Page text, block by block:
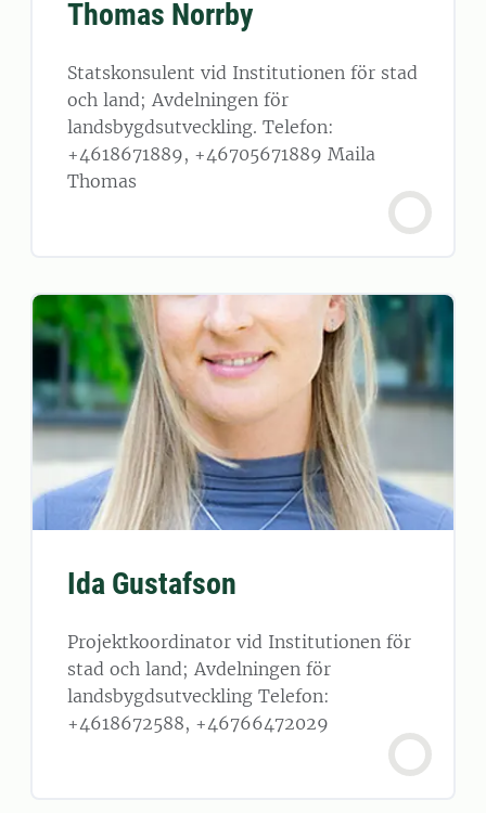
Thomas Norrby
Statskonsulent vid Institutionen för stad
och land; Avdelningen för
landsbygdsutveckling. Telefon:
+4618671889, +46705671889 Maila
Thomas
Ida Gustafson
Projektkoordinator vid Institutionen för
stad och land; Avdelningen för
landsbygdsutveckling Telefon:
+4618672588, +46766472029